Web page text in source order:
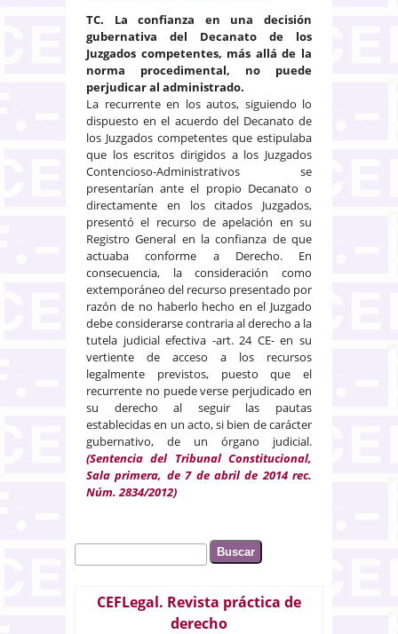
TC. La confianza en una decisión
gubernativa del Decanato de los
Juzgados competentes, más allá de la
norma procedimental, no puede
perjudicar al administrado.
La recurrente en los autos, siguiendo lo
dispuesto en el acuerdo del Decanato de
los Juzgados competentes que estipulaba
que los escritos dirigidos a los Juzgados
Contencioso-Administrativos se
presentarían ante el propio Decanato o
directamente en los citados Juzgados,
presentó el recurso de apelación en su
Registro General en la confianza de que
actuaba conforme a Derecho. En
consecuencia, la consideración como
extemporáneo del recurso presentado por
razón de no haberlo hecho en el Juzgado
debe considerarse contraria al derecho a la
tutela judicial efectiva -art. 24 CE- en su
vertiente de acceso a los recursos
legalmente previstos, puesto que el
recurrente no puede verse perjudicado en
su derecho al seguir las pautas
establecidas en un acto, si bien de carácter
gubernativo, de un órgano judicial.
(Sentencia del Tribunal Constitucional,
Sala primera, de 7 de abril de 2014 rec.
Núm. 2834/2012)
Formulario de búsqueda
Buscar
CEFLegal. Revista práctica de
derecho